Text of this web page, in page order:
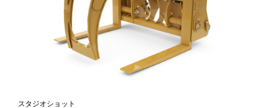
スタジオショット